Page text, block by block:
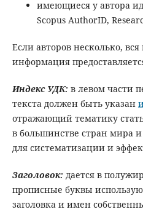
имеющиеся у автора
Scopus AuthorID,
Если авторов несколько,
информация
Индекс УДК: в левом части
текста должен быть указан
отражающий тематику
в большинстве стран мира
для систематизации и
Заголовок: дается в
прописные буквы
заголовка и имен